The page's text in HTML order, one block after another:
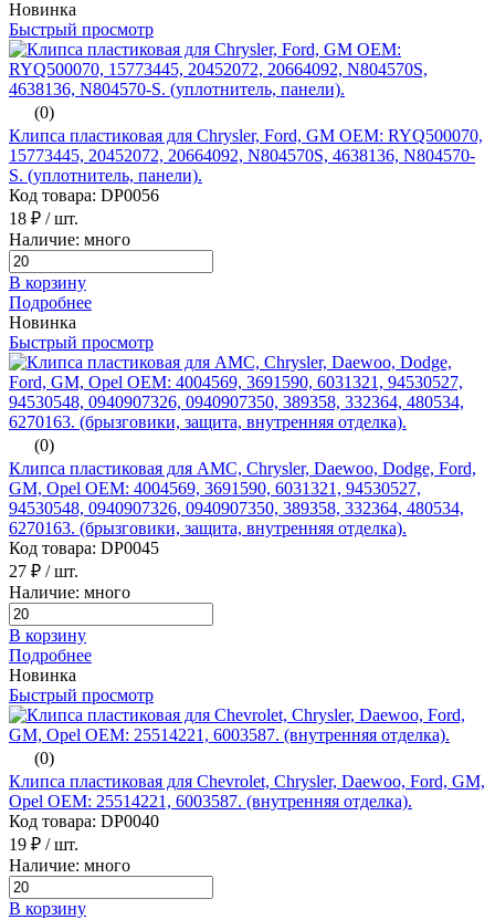
Новинка
Быстрый просмотр
(0)
Клипса пластиковая для Chrysler, Ford, GM ОЕМ: RYQ500070,
15773445, 20452072, 20664092, N804570S, 4638136, N804570-
S. (уплотнитель, панели).
Код товара: DP0056
18 ₽ / шт.
Наличие: много
В корзину
Подробнее
Новинка
Быстрый просмотр
(0)
Клипса пластиковая для AMC, Chrysler, Daewoo, Dodge, Ford,
GM, Opel ОЕМ: 4004569, 3691590, 6031321, 94530527,
94530548, 0940907326, 0940907350, 389358, 332364, 480534,
6270163. (брызговики, защита, внутренняя отделка).
Код товара: DP0045
27 ₽ / шт.
Наличие: много
В корзину
Подробнее
Новинка
Быстрый просмотр
(0)
Клипса пластиковая для Chevrolet, Chrysler, Daewoo, Ford, GM,
Opel ОЕМ: 25514221, 6003587. (внутренняя отделка).
Код товара: DP0040
19 ₽ / шт.
Наличие: много
В корзину